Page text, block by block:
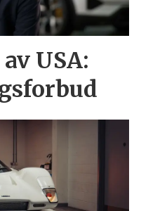
USA: